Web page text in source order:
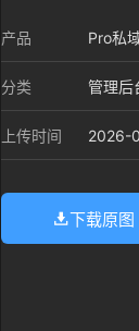
产品 Pro私
分类 管理后
上传时间 2026-
下载原图